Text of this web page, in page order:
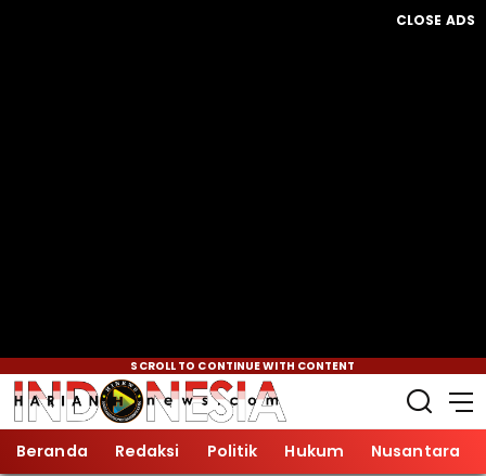
CLOSE ADS
SCROLL TO CONTINUE WITH CONTENT
Beranda Redaksi Politik Hukum Nusantara